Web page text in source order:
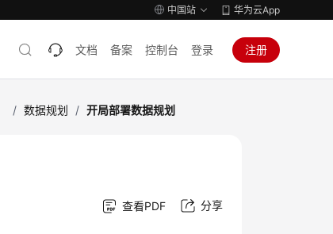
中国站 华为云App
文档 备案 控制台 登录 注册
/ 数据规划 / 开局部署数据规划
查看PDF 分享